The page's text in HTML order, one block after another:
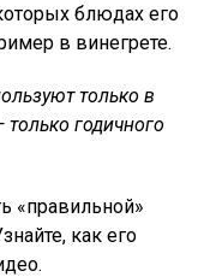
блюдах его
в винегрете.
только в
годичного
«правильной»
как его